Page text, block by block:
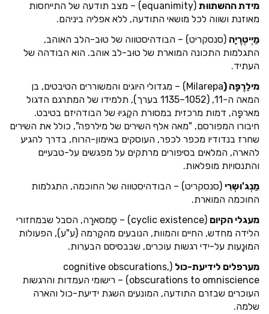
מידת ההשתווּת
(equanimity) – מצב תודעה של התייחסות
מאוזנת ושווה לכל מושאי התודעה, ללא אפליה ביניהם.
מַיְיטְרֶיָה (סנסקריט) – הבודהיסטווה של טוּב-הלב האוהב,
התגלמות התכונה המוארת של טוּב-לב אוהב. הוא הבודהה של
העתיד.
מילַרֶפָּה (
Milarepa) – מגדולי היוגים והמשוררים הטיבטים, בן
המאה ה-11, (1052–1135 בערך), תלמידו של המתרגם הדגול
מארפָּה, דמות מרכזית במסורת הקַגיוּ של הבודהיזם בטיבט.
חיבורו המפורסם, "מאה אלף השירים של מילרפה", כולל את השירים
שחרז בנדודיו מכפר לכפר, העוסקים באימון-הרוח, בדרך להגיע
להארה, המלאים בסיפורים מרתקים על מפגשים על-טבעיים
והתנסויות מופלאות.
מַנְג'וּשְרִי (סנסקריט) – הבודהיסטווה של החוכמה, התגלמות
החוכמה המוארת.
מעגלי הקיום
(cyclic existence) – סַמסארָה, הסבל שבמחזורי
הלידה מחדש, החיים והמוות, הנובעים מהקַרמה (ע"ע), הפעולות
המוּנָעות על-ידי רגשות עוכרים, שבבסיסם הבערות.
מערפלים לידיעת-כול (cognitive obscurations,
obscurations to omniscience) – רישומי העמדות והרגשות
העוכרים שבזרם התודעה, המונעים השגת ידיעת-כול והארה
שלמה.